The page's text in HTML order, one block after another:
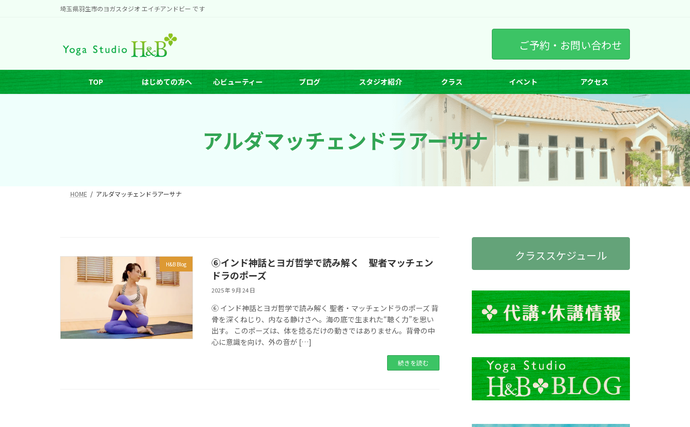
ツ
へ
ス
シ
ョ
ン
埼玉県羽生市のヨガスタジオ エイチアンドビー です
ご予約・お問い合わせ
TOP はじめての方へ 心ビューティー ブログ スタジオ紹介 クラス イベント アクセス
アルダマッチェンドラアーサナ
HOME アルダマッチェンドラアーサナ
H&B Blog
⑥インド神話とヨガ哲学で読み解く 聖者マッチェン
ドラのポーズ
2025 年 9 月 24 日
⑥ インド神話とヨガ哲学で読み解く 聖者・マッチェンドラのポーズ 背
骨を深くねじり、内なる静けさへ。海の底で生まれた“聴く力”を思い
出す。 このポーズは、体を捻るだけの動きではありません。背骨の中
心に意識を向け、外の音が […]
続きを読む
クラススケジュール